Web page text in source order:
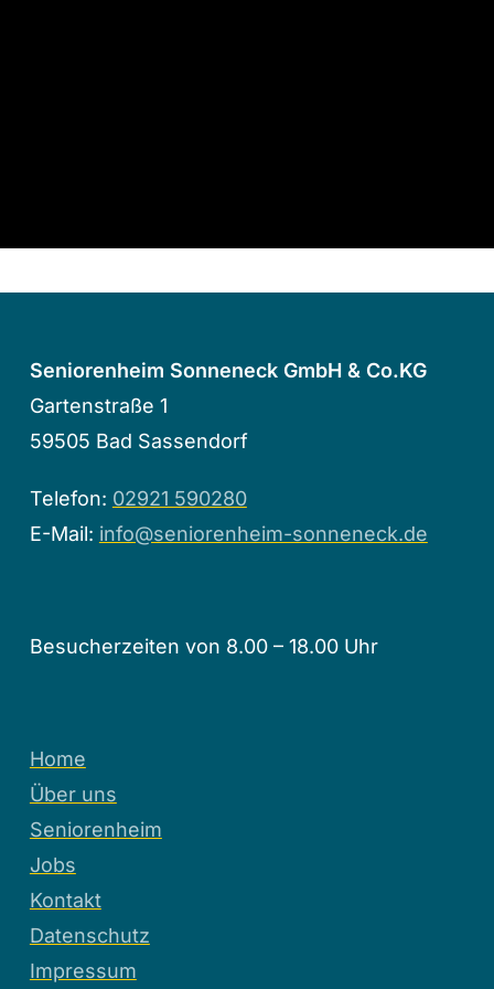
Seniorenheim Sonneneck GmbH & Co.KG
Gartenstraße 1
59505 Bad Sassendorf
Telefon: 02921 590280
E-Mail: info@seniorenheim-sonneneck.de
Besucherzeiten von 8.00 – 18.00 Uhr
Home
Über uns
Seniorenheim
Jobs
Kontakt
Datenschutz
Impressum